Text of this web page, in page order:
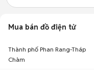
Mua bán đồ điện tử
Thành phố Phan Rang-Tháp
Chàm